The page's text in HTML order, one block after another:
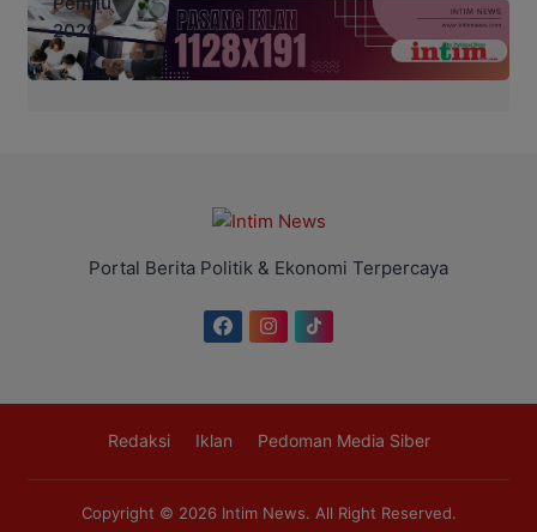
Portal Berita Politik & Ekonomi Terpercaya
Redaksi Iklan Pedoman Media Siber
Copyright © 2026 Intim News. All Right Reserved.